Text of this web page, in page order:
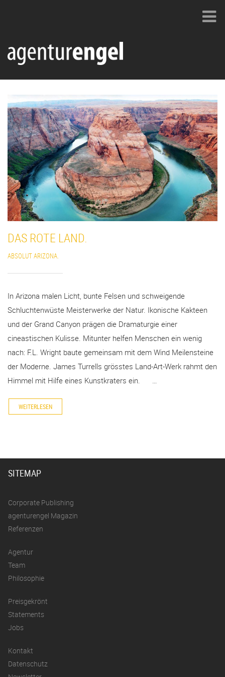
DAS ROTE LAND.
ABSOLUT ARIZONA.
In Arizona malen Licht, bunte Felsen und schweigende
Schluchtenwüste Meisterwerke der Natur. Ikonische Kakteen
und der Grand Canyon prägen die Dramaturgie einer
cineastischen Kulisse. Mitunter helfen Menschen ein wenig
nach: F.L. Wright baute gemeinsam mit dem Wind Meilensteine
der Moderne. James Turrells grösstes Land-Art-Werk rahmt den
Himmel mit Hilfe eines Kunstkraters ein. …
WEITERLESEN
SITEMAP
Corporate Publishing
agenturengel Magazin
Referenzen
Agentur
Team
Philosophie
Preisgekrönt
Statements
Jobs
Kontakt
Datenschutz